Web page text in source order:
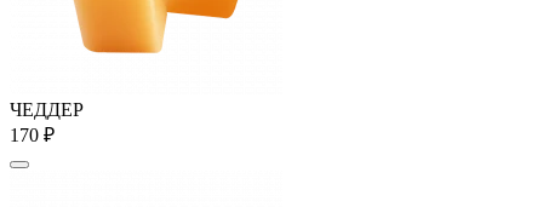
ЧЕДДЕР
170 ₽